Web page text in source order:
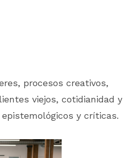
procesos creativos,
viejos, cotidianidad y
y críticas.